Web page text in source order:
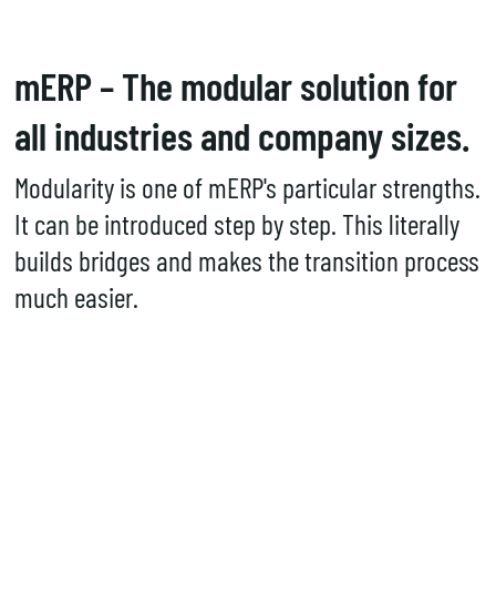
mERP – The modular solution for
all industries and company sizes.
Modularity is one of mERP's particular strengths.
It can be introduced step by step. This literally
builds bridges and makes the transition process
much easier.